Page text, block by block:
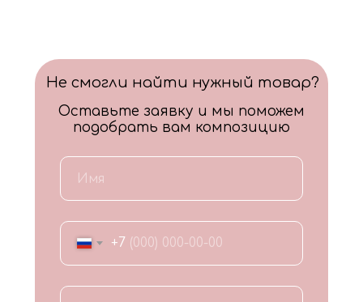
+7
Не смогли найти нужный товар?
Оставьте заявку и мы поможем
подобрать вам композицию